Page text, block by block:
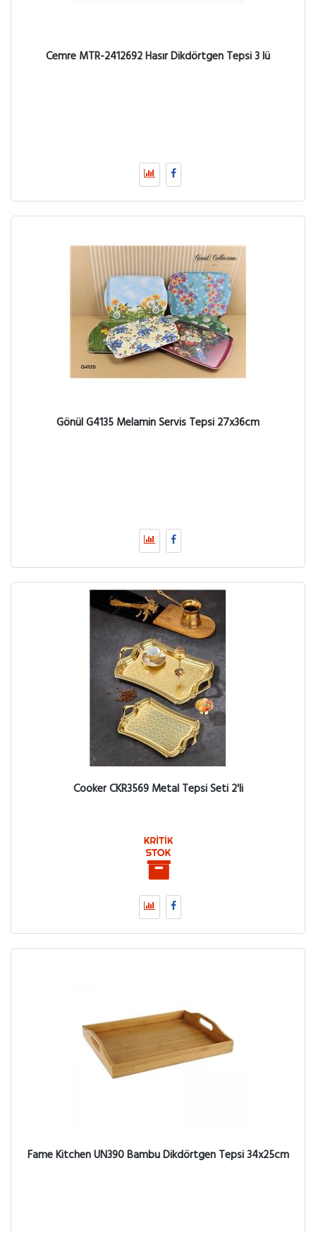
Cemre MTR-2412692 Hasır Dikdörtgen Tepsi 3 lü
Gönül G4135 Melamin Servis Tepsi 27x36cm
Cooker CKR3569 Metal Tepsi Seti 2'li
Fame Kitchen UN390 Bambu Dikdörtgen Tepsi 34x25cm